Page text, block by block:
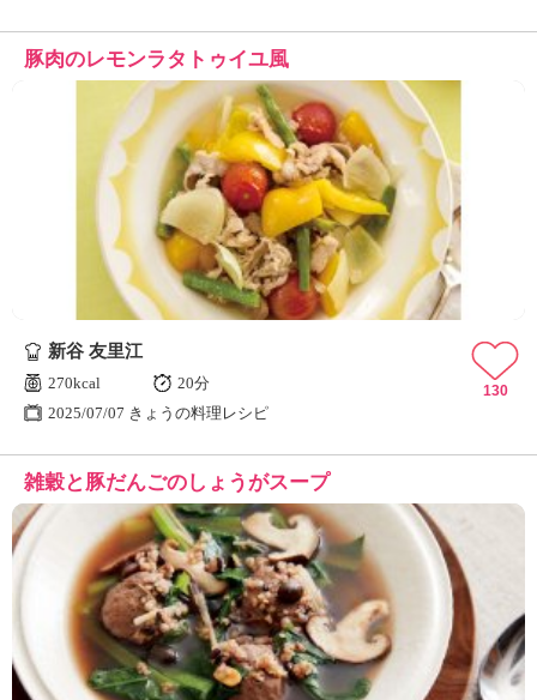
豚肉のレモンラタトゥイユ風
新谷 友里江
270kcal
20分
2025/07/07 きょうの料理レシピ
130
雑穀と豚だんごのしょうがスープ